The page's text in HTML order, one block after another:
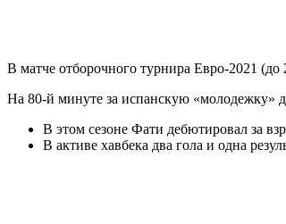
В матче отборочного турнира Евро-2021 (до
На 80-й минуте за испанскую «молодежку»
В этом сезоне Фати дебютировал за
В активе хавбека два гола и одна